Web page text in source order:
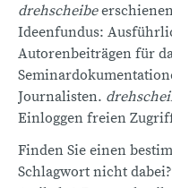
drehscheibe
Ideenfundus:
Autorenbeiträgen für
Journalisten.
Einloggen freien
Finden Sie einen
Schlagwort nicht